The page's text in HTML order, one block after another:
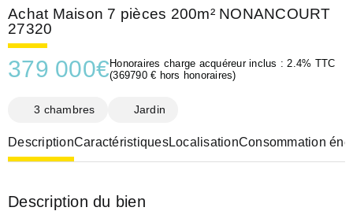
Achat Maison 7 pièces 200m² NONANCOURT
27320
379 000€ Honoraires charge acquéreur inclus : 2.4% TTC
(369790 € hors honoraires)
3 chambres Jardin
DescriptionCaractéristiquesLocalisationConsommation
Description du bien